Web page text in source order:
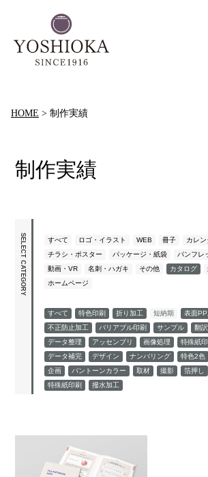
HOME > 制作実績
制作実績
SELECT CATEGORY すべて ロゴ・イラスト WEB 冊子 カレン
チラシ・ポスター
パッケージ・紙袋 パンフレ
動画・VR
名刺・ハガキ その他 カタログ
ホームページ
すべて 特色印刷 折り加工 短納期 表面
不正防止加工
バリアブル印刷 サンプル 翻訳
データ整理
アッセンブリ 画像処理 特殊紙印
データ補完
デザイン ナンバリング 特色2色
企画
パントーンカラー 取材 撮影 箔押し
特殊紙印刷
撥水加工